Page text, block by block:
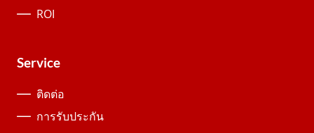
ROI
Service
ติดต่อ
การรับประกัน